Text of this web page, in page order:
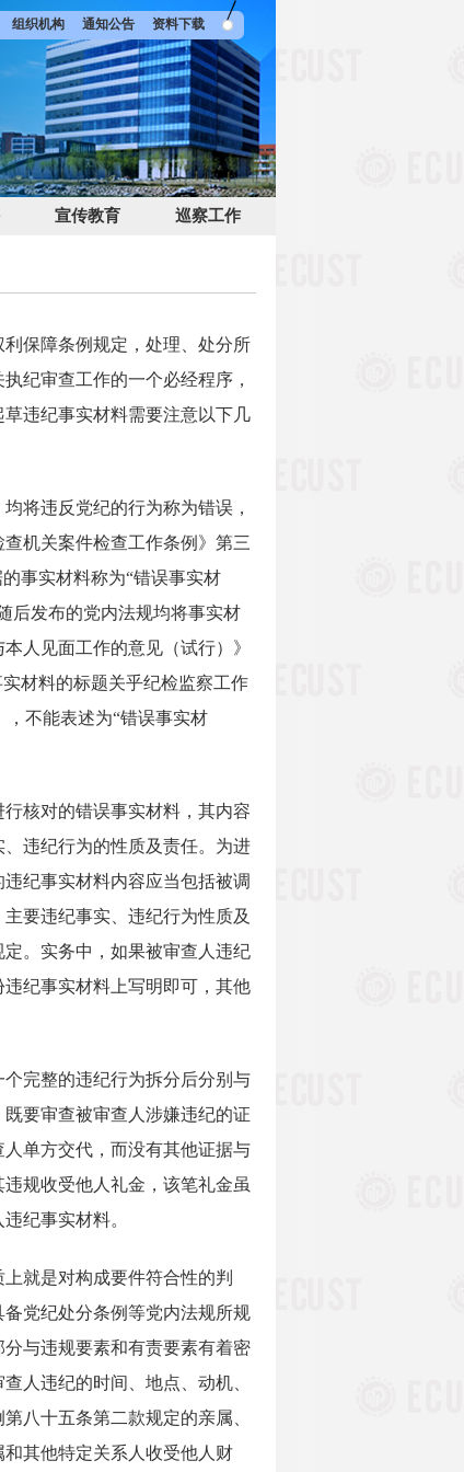
组织机构 通知公告 资料下载
宣传教育 巡察工作
保障条例规定，处理、处分所
纪审查工作的一个必经程序，
违纪事实材料需要注意以下几
将违反党纪的行为称为错误，
机关案件检查工作条例》第三
事实材料称为“错误事实材
后发布的党内法规均将事实材
人见面工作的意见（试行）》
材料的标题关乎纪检监察工作
不能表述为“错误事实材
核对的错误事实材料，其内容
违纪行为的性质及责任。为进
纪事实材料内容应当包括被调
要违纪事实、违纪行为性质及
。实务中，如果被审查人违纪
纪事实材料上写明即可，其他
完整的违纪行为拆分后分别与
要审查被审查人涉嫌违纪的证
单方交代，而没有其他证据与
规收受他人礼金，该笔礼金虽
纪事实材料。
就是对构成要件符合性的判
党纪处分条例等党内法规所规
与违规要素和有责要素有着密
人违纪的时间、地点、动机、
八十五条第二款规定的亲属、
其他特定关系人收受他人财